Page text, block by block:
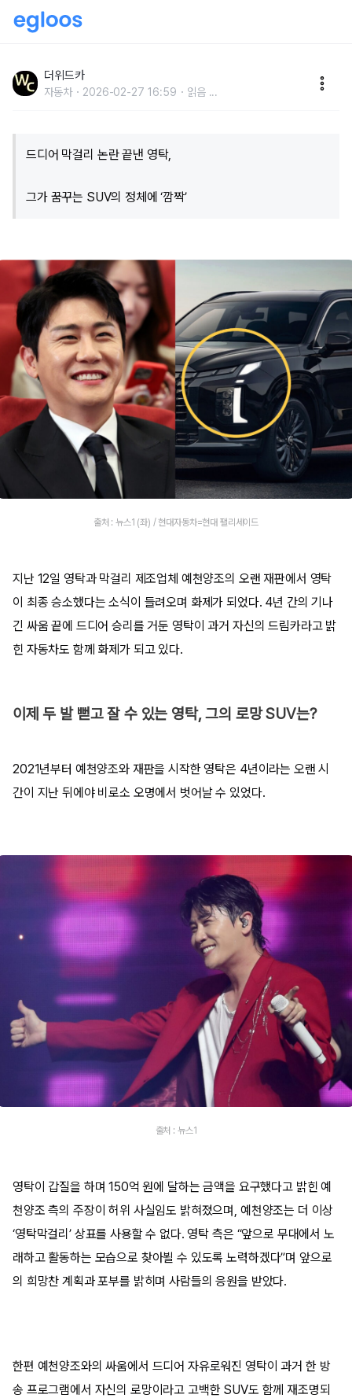
고 트라우마 중 꽂힌 고급 SUV의 정체는?
더위드카
자동차 2026-02-27 16:59 읽음 ...
드디어 막걸리 논란 끝낸 영탁,
그가 꿈꾸는 SUV의 정체에 ‘깜짝’
출처 : 뉴스1 (좌) / 현대자동차=현대 팰리세이드
지난 12일 영탁과 막걸리 제조업체 예천양조의 오랜 재판에서 영탁
이 최종 승소했다는 소식이 들려오며 화제가 되었다. 4년 간의 기나
긴 싸움 끝에 드디어 승리를 거둔 영탁이 과거 자신의 드림카라고 밝
힌 자동차도 함께 화제가 되고 있다.
이제 두 발 뻗고 잘 수 있는 영탁, 그의 로망 SUV는?
2021년부터 예천양조와 재판을 시작한 영탁은 4년이라는 오랜 시
간이 지난 뒤에야 비로소 오명에서 벗어날 수 있었다.
출처 : 뉴스1
영탁이 갑질을 하며 150억 원에 달하는 금액을 요구했다고 밝힌 예
천양조 측의 주장이 허위 사실임도 밝혀졌으며, 예천양조는 더 이상
‘영탁막걸리’ 상표를 사용할 수 없다. 영탁 측은 “앞으로 무대에서 노
래하고 활동하는 모습으로 찾아뵐 수 있도록 노력하겠다”며 앞으로
의 희망찬 계획과 포부를 밝히며 사람들의 응원을 받았다.
한편 예천양조와의 싸움에서 드디어 자유로워진 영탁이 과거 한 방
송 프로그램에서 자신의 로망이라고 고백한 SUV도 함께 재조명되